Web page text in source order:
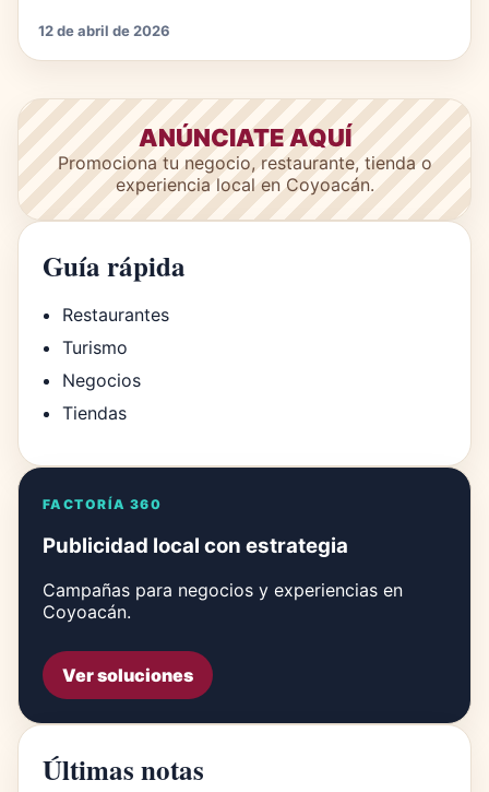
12 de abril de 2026
ANÚNCIATE AQUÍ
Promociona tu negocio, restaurante, tienda o
experiencia local en Coyoacán.
Guía rápida
Restaurantes
Turismo
Negocios
Tiendas
FACTORÍA 360
Publicidad local con estrategia
Campañas para negocios y experiencias en
Coyoacán.
Ver soluciones
Últimas notas